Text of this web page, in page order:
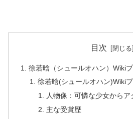
目次
徐若晗（シュールオハン）Wiki
徐若晗(シュールオハン)Wiki
人物像：可憐な少女から
主な受賞歴